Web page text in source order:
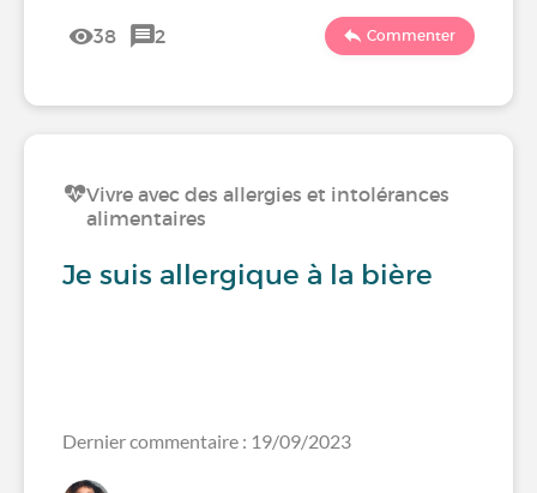
38 2 Commenter
Vivre avec des allergies et intolérances
alimentaires
Je suis allergique à la bière
Dernier commentaire : 19/09/2023